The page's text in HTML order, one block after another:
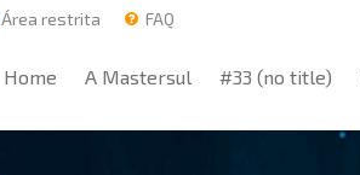
Área restrita FAQ
Home A Mastersul #33 (no title)